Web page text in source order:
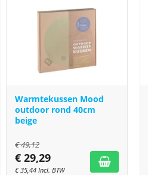
Warmtekussen Mood
outdoor rond 40cm
beige
€49,12
€ 29,29
€35,44 Incl. BTW